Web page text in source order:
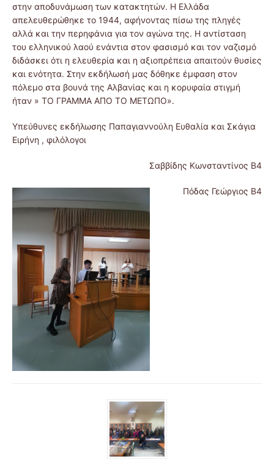
στην αποδυνάμωση των κατακτητών. Η Ελλάδα
απελευθερώθηκε το 1944, αφήνοντας πίσω της πληγές
αλλά και την περηφάνια για τον αγώνα της. Η αντίσταση
του ελληνικού λαού ενάντια στον φασισμό και τον ναζισμό
διδάσκει ότι η ελευθερία και η αξιοπρέπεια απαιτούν θυσίες
και ενότητα. Στην εκδήλωσή μας δόθηκε έμφαση στον
πόλεμο στα βουνά της Αλβανίας και η κορυφαία στιγμή
ήταν » ΤΟ ΓΡΑΜΜΑ ΑΠΟ ΤΟ ΜΕΤΩΠΟ».
Υπεύθυνες εκδήλωσης Παπαγιαννούλη Ευθαλία και Σκάγια
Ειρήνη , φιλόλογοι
Σαββίδης Κωνσταντίνος Β4
Πόδας Γεώργιος Β4